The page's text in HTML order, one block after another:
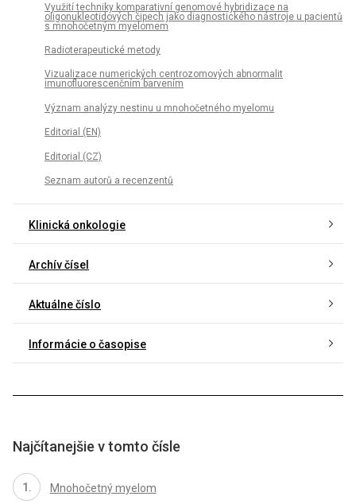
Využití techniky komparativní genomové hybridizace na
oligonukleotidových čipech jako diagnostického nástroje u pacientů
s mnohočetným myelomem
Radioterapeutické metody
Vizualizace numerických centrozomových abnormalit
imunofluorescenčním barvením
Význam analýzy nestinu u mnohočetného myelomu
Editorial (EN)
Editorial (CZ)
Seznam autorů a recenzentů
Klinická onkologie
Archív čísel
Aktuálne číslo
Informácie o časopise
Najčítanejšie v tomto čísle
Mnohočetný myelom